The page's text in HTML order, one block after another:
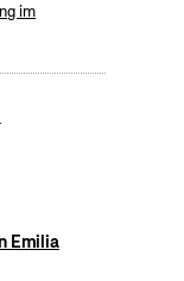
im
Emilia